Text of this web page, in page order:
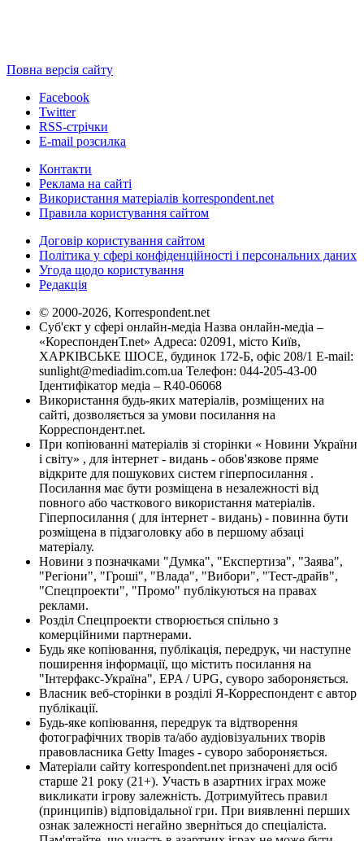
Повна версія сайту
Facebook
Twitter
RSS-стрічки
E-mail розсилка
Контакти
Реклама на сайті
Використання матеріалів korrespondent.net
Правила користування сайтом
Договір користування сайтом
Політика у сфері конфіденційності і персональних даних
Угода щодо користування
Редакція
© 2000-2026, Korrespondent.net
Суб'єкт у сфері онлайн-медіа Назва онлайн-медіа –
«КореспонденТ.net» Адреса: 02091, місто Київ,
ХАРКІВСЬКЕ ШОСЕ, будинок 172-Б, офіс 208/1 E-mail:
sunlight@mediadim.com.ua Телефон: 044-205-43-00
Ідентифікатор медіа – R40-06068
Використання будь-яких матеріалів, розміщених на
сайті, дозволяється за умови посилання на
Корреспондент.net.
При копіюванні матеріалів зі сторінки « Новини України
і світу» , для інтернет - видань - обов'язкове пряме
відкрите для пошукових систем гіперпосилання .
Посилання має бути розміщена в незалежності від
повного або часткового використання матеріалів.
Гіперпосилання ( для інтернет - видань) - повинна бути
розміщена в підзаголовку або в першому абзаці
матеріалу.
Новини з позначками "Думка", "Експертиза", "Заява",
"Регіони", "Гроші", "Влада", "Вибори", "Тест-драйв",
"Спецпроекти", "Промо" публікуються на правах
реклами.
Розділ Спецпроекти створюється спільно з
комерційними партнерами.
Будь яке копіювання, публікація, передрук, чи наступне
поширення інформації, що містить посилання на
"Інтерфакс-Україна", EPA / UPG, суворо забороняється.
Власник веб-сторінки в розділі Я-Корреспондент є автор
публікації.
Будь-яке копіювання, передрук та відтворення
фотографічних творів та/або аудіовізуальних творів
правовласника Getty Images - суворо забороняється.
Матеріали сайту korrespondent.net призначені для осіб
старше 21 року (21+). Участь в азартних іграх може
викликати ігрову залежність. Дотримуйтесь правил
(принципів) відповідальної гри. При виявленні перших
ознак залежності негайно зверніться до спеціаліста.